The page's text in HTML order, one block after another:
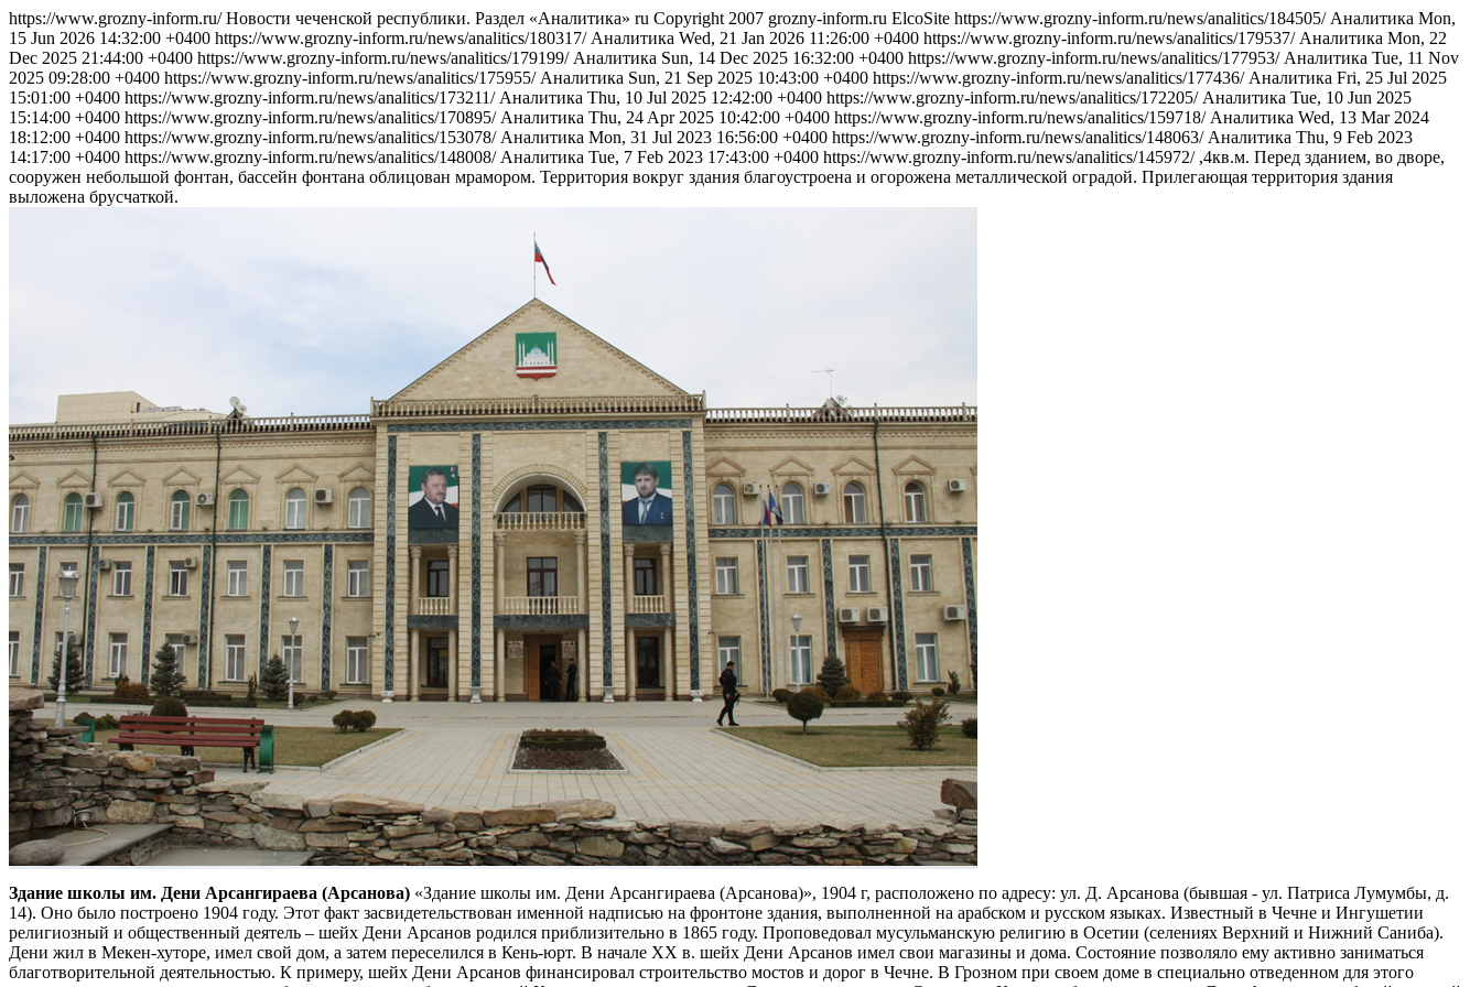
https://www.grozny-inform.ru/Новости чеченской республики. Раздел «Аналитика» ru Copyright 2007 grozny-inform.ru ElcoSite https://www.grozny-inform.ru/news/analitics/184505/ Аналитика Mon,
15 Jun 2026 14:32:00 +0400 https://www.grozny-inform.ru/news/analitics/180317/ Аналитика Wed, 21 Jan 2026 11:26:00 +0400 https://www.grozny-inform.ru/news/analitics/179537/ Аналитика Mon, 22
Dec 2025 21:44:00 +0400 https://www.grozny-inform.ru/news/analitics/179199/ Аналитика Sun, 14 Dec 2025 16:32:00 +0400 https://www.grozny-inform.ru/news/analitics/177953/ Аналитика Tue, 11 Nov
2025 09:28:00 +0400 https://www.grozny-inform.ru/news/analitics/175955/ Аналитика Sun, 21 Sep 2025 10:43:00 +0400 https://www.grozny-inform.ru/news/analitics/177436/ Аналитика Fri, 25 Jul 2025
15:01:00 +0400 https://www.grozny-inform.ru/news/analitics/173211/ Аналитика Thu, 10 Jul 2025 12:42:00 +0400 https://www.grozny-inform.ru/news/analitics/172205/ Аналитика Tue, 10 Jun 2025
15:14:00 +0400 https://www.grozny-inform.ru/news/analitics/170895/ Аналитика Thu, 24 Apr 2025 10:42:00 +0400 https://www.grozny-inform.ru/news/analitics/159718/ Аналитика Wed, 13 Mar 2024
18:12:00 +0400 https://www.grozny-inform.ru/news/analitics/153078/ Аналитика Mon, 31 Jul 2023 16:56:00 +0400 https://www.grozny-inform.ru/news/analitics/148063/ Аналитика Thu, 9 Feb 2023
14:17:00 +0400 https://www.grozny-inform.ru/news/analitics/148008/ Аналитика Tue, 7 Feb 2023 17:43:00 +0400 https://www.grozny-inform.ru/news/analitics/145972/ ,4кв.м. Перед зданием, во дворе,
сооружен небольшой фонтан, бассейн фонтана облицован мрамором. Территория вокруг здания благоустроена и огорожена металлической оградой. Прилегающая территория здания
выложена брусчаткой.
Здание школы им. Дени Арсангираева (Арсанова) «Здание школы им. Дени Арсангираева (Арсанова)», 1904 г, расположено по адресу: ул. Д. Арсанова (бывшая - ул. Патриса Лумумбы, д.
14). Оно было построено 1904 году. Этот факт засвидетельствован именной надписью на фронтоне здания, выполненной на арабском и русском языках. Известный в Чечне и Ингушетии
религиозный и общественный деятель – шейх Дени Арсанов родился приблизительно в 1865 году. Проповедовал мусульманскую религию в Осетии (селениях Верхний и Нижний Саниба).
Дени жил в Мекен-хуторе, имел свой дом, а затем переселился в Кень-юрт. В начале ХХ в. шейх Дени Арсанов имел свои магазины и дома. Состояние позволяло ему активно заниматься
благотворительной деятельностью. К примеру, шейх Дени Арсанов финансировал строительство мостов и дорог в Чечне. В Грозном при своем доме в специально отведенном для этого